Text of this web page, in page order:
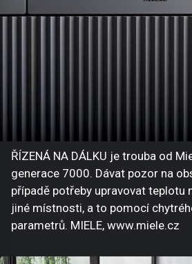
ŘÍZENÁ NA DÁLKU je trouba od
generace 7000. Dávat pozor na
případě potřeby upravovat teplotu
jiné místnosti, a to pomocí
parametrů. MIELE, www.miele.cz